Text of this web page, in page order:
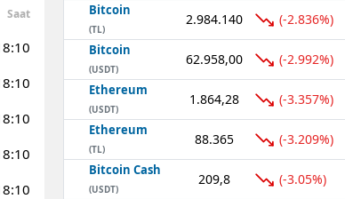
Saat Bitcoin
(TL)
2.984.140 (-2.836%)
Bitcoin
(USDT)
62.958,00 (-2.992%)
Ethereum
(USDT)
1.864,28 (-3.357%)
Ethereum
(TL)
88.365 (-3.209%)
Bitcoin Cash
(USDT)
209,8 (-3.05%)